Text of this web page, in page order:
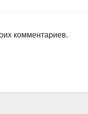
комментариев.